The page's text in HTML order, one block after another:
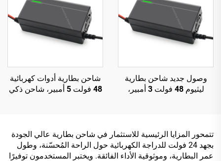
الليثيومية 48 فولت
وصول جديد شاحن بطارية
ليثيوم 48 فولت 3 أمبير،
فولت، للدراجة الكهربائية 150
واط تيار مستمر
شاحن بطارية أدوات كهربائية
48 فولت 5 أمبير، شاحن ذكي
فولت، 58.4 فولت
تتمحور المزايا الرئيسية للاستثمار في شاحن بطارية عالي الجودة
بجهد 24 فولت للدراجة الكهربائية حول الراحة المُحسّنة، وطول
عمر البطارية، وموثوقية الأداء الفائقة. ويختبر المستخدمون توفيرًا